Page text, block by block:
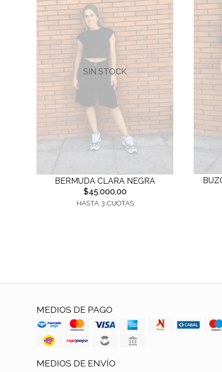
SIN STOCK
BERMUDA CLARA NEGRA
$45.000,00
HASTA 3 CUOTAS
MEDIOS DE PAGO
MEDIOS DE ENVÍO